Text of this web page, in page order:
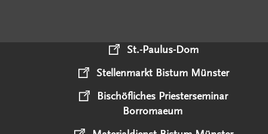
St.-Paulus-Dom
Stellenmarkt Bistum Münster
Bischöfliches Priesterseminar
Borromaeum